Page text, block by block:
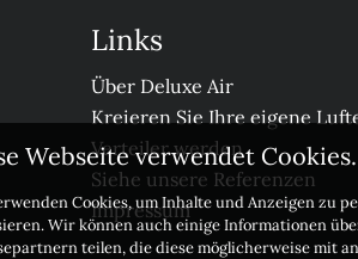
Links
Über Deluxe Air
Kreieren Sie Ihre eigene
Verteiler werden
Siehe unsere Referenzen
Impressum
Webseite verwendet Cookies.
Cookies, um Inhalte und Anzeigen zu
Wir können auch einige Informationen
teilen, die diese möglicherweise mit